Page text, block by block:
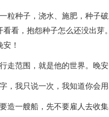
粒种子，浇水、施肥，种子
看看，抱怨种子怎么还没出
！
走范围，就是他的世界。晚安
，我只说一次，我知道你会用
造一艘船，先不要雇人去收